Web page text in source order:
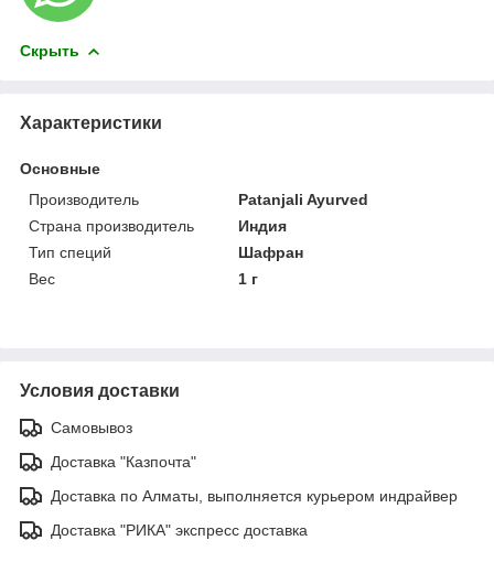
Скрыть
Характеристики
Основные
Производитель
Patanjali Ayurved
Страна производитель
Индия
Тип специй
Шафран
Вес
1 г
Условия доставки
Самовывоз
Доставка "Казпочта"
Доставка по Алматы, выполняется курьером индрайвер
Доставка "РИКА" экспресс доставка